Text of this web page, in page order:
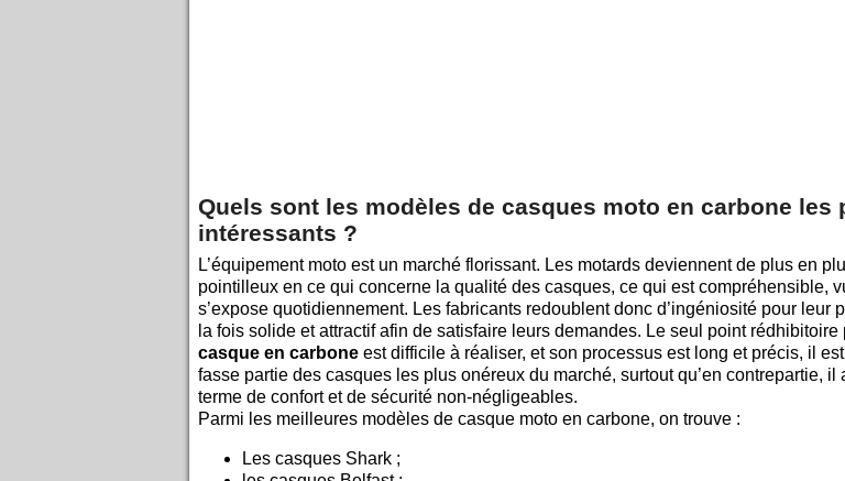
Quels sont les modèles de casques moto en carbone les
intéressants ?
L’équipement moto est un marché florissant. Les motards deviennent de plus en
pointilleux en ce qui concerne la qualité des casques, ce qui est compréhensible,
s’expose quotidiennement. Les fabricants redoublent donc d’ingéniosité pour leur
la fois solide et attractif afin de satisfaire leurs demandes. Le seul point rédhibitoire
casque en carbone est difficile à réaliser, et son processus est long et précis, il est
fasse partie des casques les plus onéreux du marché, surtout qu’en contrepartie, il
terme de confort et de sécurité non-négligeables.
Parmi les meilleures modèles de casque moto en carbone, on trouve :
Les casques Shark ;